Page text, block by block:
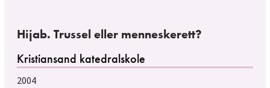
Hijab. Trussel eller menneskerett?
Kristiansand katedralskole
2004